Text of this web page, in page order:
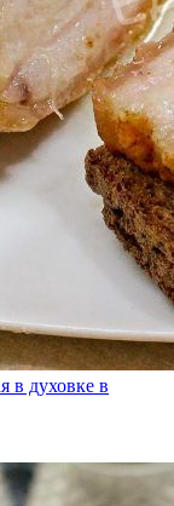
в духовке в